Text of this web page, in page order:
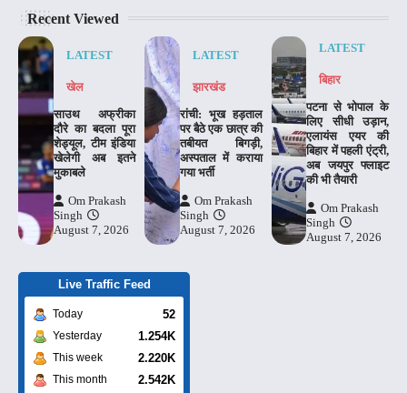
Recent Viewed
LATEST
खेल
साउथ अफ्रीका
दौरे का बदला पूरा
शेड्यूल, टीम इंडिया
खेलेगी अब इतने
मुकाबले
Om Prakash
Singh
August 7, 2026
LATEST
झारखंड
रांची: भूख हड़ताल
पर बैठे एक छात्र की
तबीयत बिगड़ी,
अस्पताल में कराया
गया भर्ती
Om Prakash
Singh
August 7, 2026
LATEST
बिहार
पटना से भोपाल के
लिए सीधी उड़ान,
एलायंस एयर की
बिहार में पहली एंट्री,
अब जयपुर फ्लाइट
की भी तैयारी
Om Prakash
Singh
August 7, 2026
Live Traffic Feed
Today 52
Yesterday 1.254K
This week 2.220K
This month 2.542K